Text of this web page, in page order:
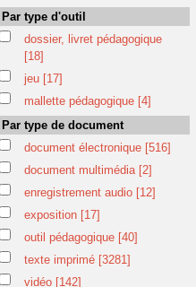
Par type d'outil
dossier, livret pédagogique
[18]
jeu [17]
mallette pédagogique [4]
Par type de document
document électronique [516]
document multimédia [2]
enregistrement audio [12]
exposition [17]
outil pédagogique [40]
texte imprimé [3281]
vidéo [142]